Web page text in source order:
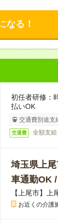
なる！
初任者研修
払いOK
交通費別途支
交通費 全額支
埼玉県上尾
車通勤OK
【上尾市】上
お近くの介護